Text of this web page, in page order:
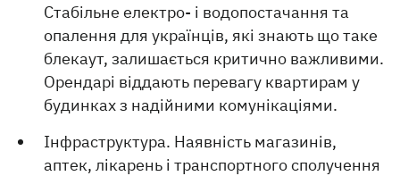
Стабільне електро- і водопостачання та
опалення для українців, які знають що таке
блекаут, залишається критично важливими.
Орендарі віддають перевагу квартирам у
будинках з надійними комунікаціями.
Інфраструктура. Наявність магазинів,
аптек, лікарень і транспортного сполучення